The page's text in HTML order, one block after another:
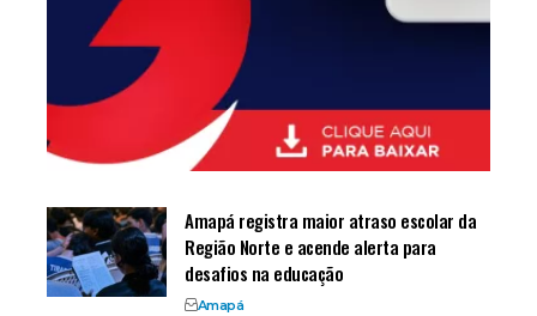
Amapá registra maior atraso escolar da
Região Norte e acende alerta para
desafios na educação
Amapá